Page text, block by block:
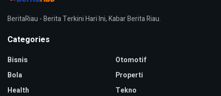
BeritaRiau - Berita Terkini Hari Ini, Kabar Berita Riau.
Categories
Bisnis
Bola
Health
Otomotif
Properti
Tekno